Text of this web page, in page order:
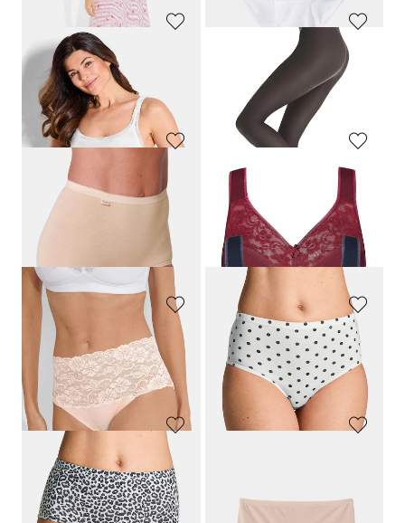
COMTESSA
Twee nachthemden van puur katoen
69,95 €
Set van shortama en pyjama
RINGELLA
Twee nachthemden van puur katoen
89,96 €
Laagste prijs van de afgelopen 30
SPEIDEL
Tailleslip, set van 2
14,00 €19,99 €
Laagste prijs van de afgelopen 30
dagen**: 15,99 €
(-12%)
CONTA
Hemd in een set van 2
31,47 €44,95 €
ESDA
Set van 5 panty's 30 den
13,96 €19,95 €
SLOGGI
Tailleslip, set van 2
23,95 €